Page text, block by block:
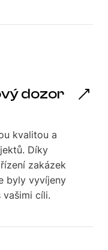
dozor
kvalitou a
Díky
zakázek
byly vyvíjeny
vašimi cíli.